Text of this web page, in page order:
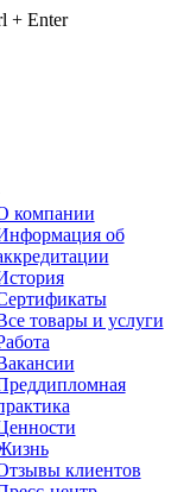
+ Enter
компании
об
товары и услуги
клиентов